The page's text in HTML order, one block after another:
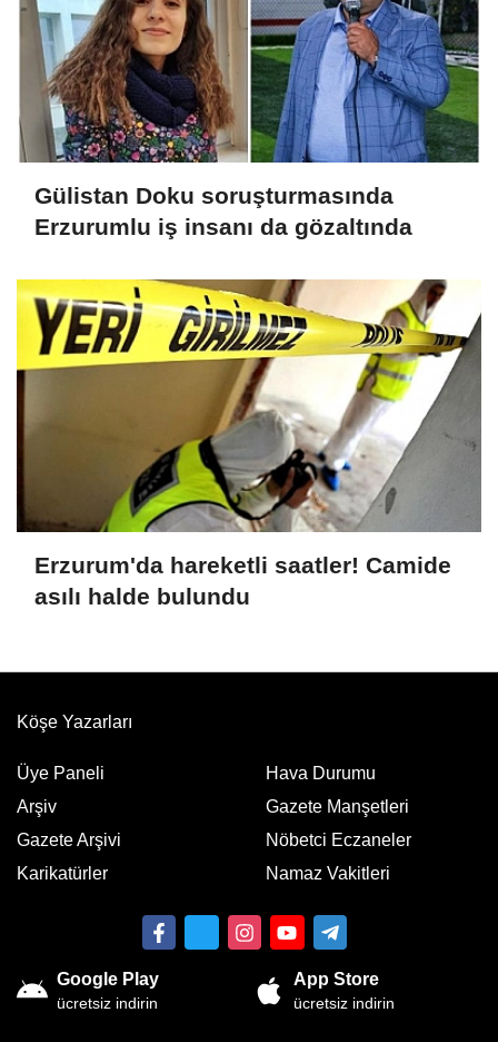
Gülistan Doku soruşturmasında
Erzurumlu iş insanı da gözaltında
Erzurum'da hareketli saatler! Camide
asılı halde bulundu
Köşe Yazarları
Üye Paneli
Arşiv
Gazete Arşivi
Karikatürler
Hava Durumu
Gazete Manşetleri
Nöbetci Eczaneler
Namaz Vakitleri
Google Play
ücretsiz indirin
App Store
ücretsiz indirin